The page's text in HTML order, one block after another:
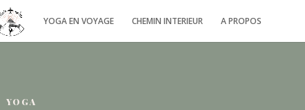
YOGA EN VOYAGE CHEMIN INTERIEUR A PROPOS
YOGA